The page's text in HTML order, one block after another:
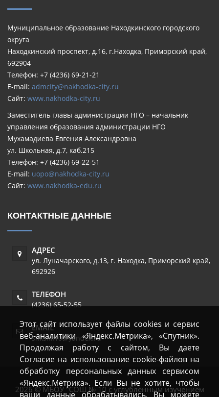
Этот сайт использует файлы cookies и сервис
веб-аналитики «Яндекс.Метрика», «Спутник».
Продолжая работу с сайтом, Вы даете
Согласие на использование cookie-файлов на
обработку персональных данных сервисом
«Яндекс.Метрика». Если Вы не хотите, чтобы
ваши данные обрабатывались, Вы можете
Муниципальное образование Находкинского городского
округа
Находкинский проспект, д.16, г.Находка, Приморский край,
692904
Телефон: +7 (4236) 69-21-21
E-mail: admcity@nakhodka-city.ru
Сайт: www.nakhodka-city.ru
Заместитель главы администрации НГО – начальник
управления образования администрации НГО
Мухамадиева Евгения Александровна
ул. Школьная, д.7, каб.215
Телефон: +7 (4236) 69-22-51
E-mail: uopo@nakhodka-city.ru
Сайт: www.nakhodka-edu.ru
КОНТАКТНЫЕ ДАННЫЕ
АДРЕС
ул. Луначарского, д.13, г. Находка, Приморский край,
692926
ТЕЛЕФОН
(4236) 65-52-55
EMAIL
shkshk10@yandex.ru
2026 © МБОУ "СОШ № 10 с углубленным изучением